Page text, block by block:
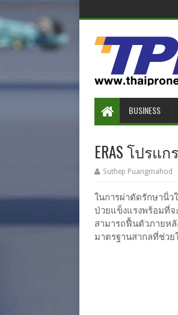
BUSINESS
ERAS โปร
Suthep Puangmahod
ในการผ่าตัดรักษานิ่ว
ป่วยแข็งแรงพร้อมที่จ
สามารถฟื้นตัวภายหลั
มาตรฐานสากลที่ช่ว